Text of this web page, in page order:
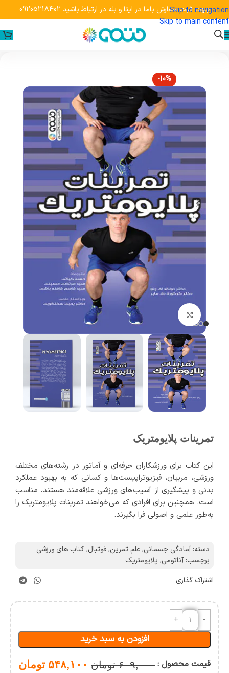
Skip to navigation
Skip to main content
جهت ثبت سفارش باما در ایتا و بله در ارتباط باشید 09205218402
-10%
برای بزرگنمایی کلیک کنید
تمرینات پلایومتریک
این کتاب برای ورزشکاران حرفه‌ای و آماتور در رشته‌های مختلف
ورزشی، مربیان، فیزیوتراپیست‌ها و کسانی که به بهبود عملکرد
بدنی و پیشگیری از آسیب‌های ورزشی علاقه‌مند هستند، مناسب
است. همچنین برای افرادی که می‌خواهند تمرینات پلایومتریک را
به‌طور علمی و اصولی فرا بگیرند.
دسته: آمادگی جسمانی,علم تمرین,فوتبال,کتاب های ورزشی
برچسب: آناتومی, پلایومتریک
اشتراک گذاری
افزودن به سبد خرید
قیمت محصول :۶۰۹,۰۰۰ تومان ۵۴۸,۱۰۰ تومان